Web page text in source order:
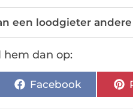
een loodgieter
hem dan op:
Facebook